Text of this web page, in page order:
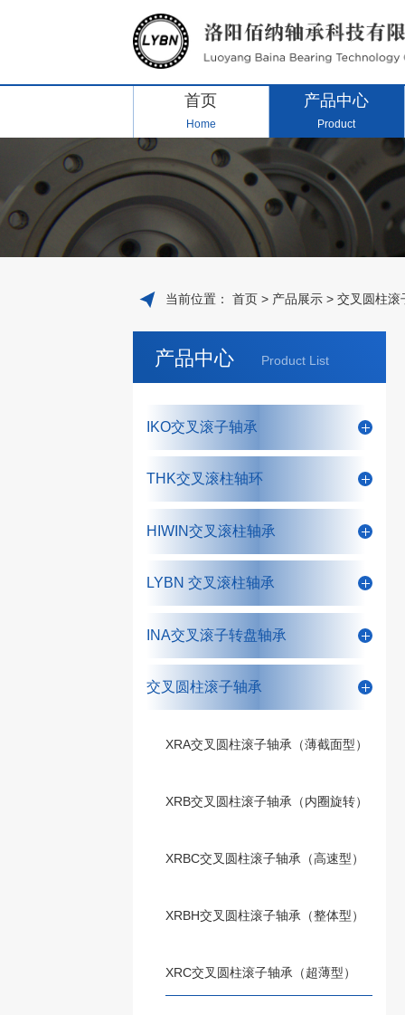
首页
Home
产品中心
Product
当前位置： 首页> 产品展示> 交叉圆柱滚
产品中心 Product List
IKO交叉滚子轴承
THK交叉滚柱轴环
HIWIN交叉滚柱轴承
LYBN 交叉滚柱轴承
INA交叉滚子转盘轴承
交叉圆柱滚子轴承
XRA交叉圆柱滚子轴承（薄截面型）
XRB交叉圆柱滚子轴承（内圈旋转）
XRBC交叉圆柱滚子轴承（高速型）
XRBH交叉圆柱滚子轴承（整体型）
XRC交叉圆柱滚子轴承（超薄型）